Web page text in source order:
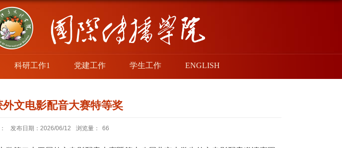
科研工作1 党建工作 学生工作 ENGLISH
文电影配音大赛特等奖
发布日期：2026/06/12 浏览量： 66